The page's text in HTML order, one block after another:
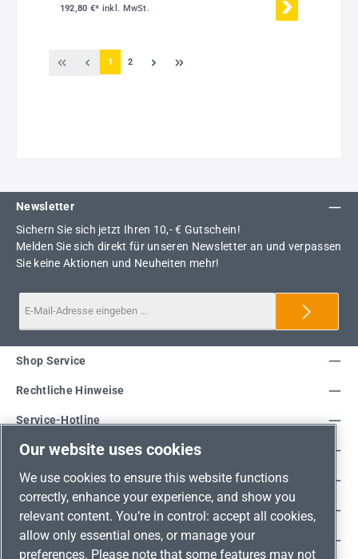
192,80 €* inkl. MwSt.
Seite
1 Seite
2
Newsletter
Sichern Sie sich jetzt Ihren 10,- € Gutschein!
Melden Sie sich direkt für unseren Newsletter an und verpassen
Sie keine Aktionen und Neuheiten mehr!
Service-Hotline
Shop Service
Rechtliche Hinweise
Unsere Vorteile
Versandarten
Zahlungsarten
Adresse
Our website uses cookies
We use cookies to ensure this website functions
correctly, enhance your experience, and show you
relevant content. You’re in control: accept all cookies,
allow only essential ones, or manage your
preferences. Please note that some features may not